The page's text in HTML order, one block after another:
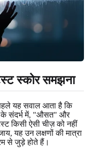
स्कोर समझना
यह सवाल आता है कि
के संदर्भ में, "औसत" और
किसी ऐसी चीज़ को नहीं
यह उन लक्षणों की मात्रा
से जुड़े होते हैं।